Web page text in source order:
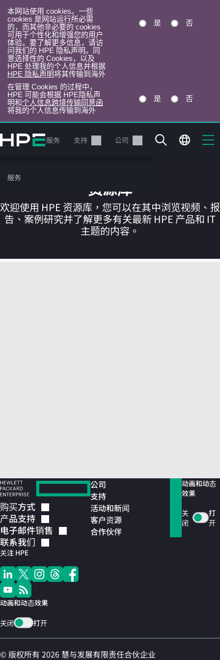
本网站使用 cookies。一些
cookies 是网站运行所必需
的，而其他非必要的 cookies
可用于个性化和增强您的用户
体验。要了解更多信息，请访
问我们的 HPE 隐私声明。同
意选择性的 Cookies，以及
HPE 处理我的个人信息并根据
HPE 隐私声明将其传输到海外
是 否
在管理 Cookies 的过程中，
HPE 可能会根据 HPE隐私声
明和个人信息跨境传输同意函
将我的个人信息传输到海外
是 否
转
到
目
录
产品 服务 支持 公司
服务
您的购物车目前是空的
资源库
欢迎使用 HPE 资源库，您可以在其中浏览视频、报
告、案例研究并了解更多有关最新 HPE 产品和 IT
主题的内容。
购买方式
产品支持
电子邮件销售
联系我们
关注 HPE
动画和动态效果
关闭 打开
公司
支持
活动和新闻
客户资源
合作伙伴
动画和动态
效果
关
闭
打
开
© 版权所有 2026 慧与发展有限责任合伙企业